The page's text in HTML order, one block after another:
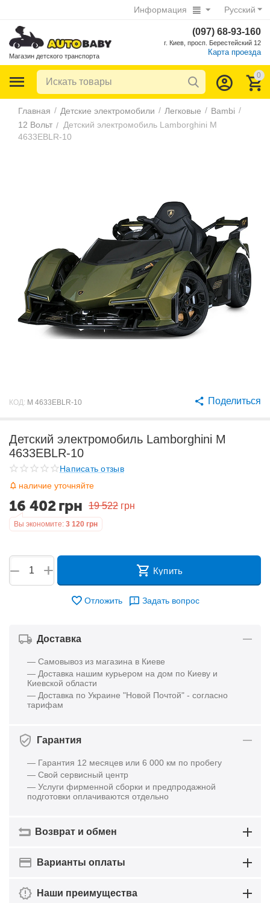
Русский
Информация
Магазин детского транспорта
(097) 68-93-160
г. Киев, просп. Берестейский 12
Карта проезда
0
Главная / Детские электромобили / Легковые / Bambi /
12 Вольт / Детский электромобиль Lamborghini M
4633EBLR-10
КОД: M 4633EBLR-10 Поделиться
Детский электромобиль Lamborghini M
4633EBLR-10
Написать отзыв
наличие уточняйте
19 522 грн
16 402грн
Вы экономите: 3 120 грн
+
− Купить
Отложить Задать вопрос
Доставка
— Самовывоз из магазина в Киеве
— Доставка нашим курьером на дом по Киеву и
Киевской области
— Доставка по Украине "Новой Почтой" - согласно
тарифам
Гарантия
— Гарантия 12 месяцев или 6 000 км по пробегу
— Свой сервисный центр
— Услуги фирменной сборки и предпродажной
подготовки оплачиваются отдельно
Возврат и обмен
Варианты оплаты
Наши преимущества